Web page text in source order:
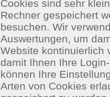
Cookies sind sehr
Rechner gespeichert
besuchen. Wir
Auswertungen, um
Website kontinuierlich
damit Ihnen Ihre
können Ihre
Arten von Cookies